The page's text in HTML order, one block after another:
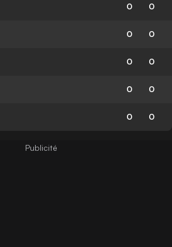
0 0
0 0
0 0
0 0
0 0